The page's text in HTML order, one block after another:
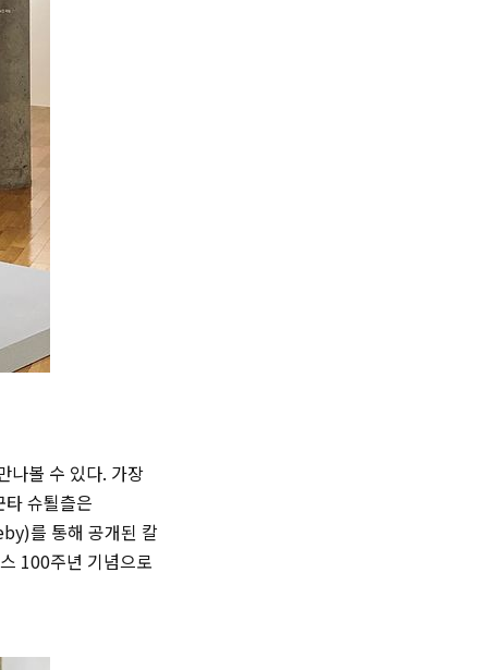
나볼 수 있다. 가장
슈퇼츨은
를 통해 공개된 칼
100주년 기념으로